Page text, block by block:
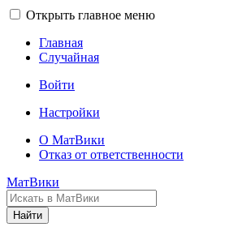
Открыть главное меню
Главная
Случайная
Войти
Настройки
О МатВики
Отказ от ответственности
МатВики
Найти